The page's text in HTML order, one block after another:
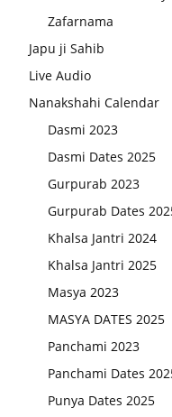
Zafarnama
Japu ji Sahib
Live Audio
Nanakshahi Calendar
Dasmi 2023
Dasmi Dates 2025
Gurpurab 2023
Gurpurab Dates
Khalsa Jantri 2024
Khalsa Jantri 2025
Masya 2023
MASYA DATES 2025
Panchami 2023
Panchami Dates
Punya Dates 2025